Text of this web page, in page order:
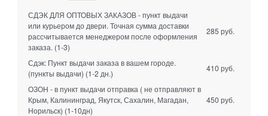
СДЭК ДЛЯ ОПТОВЫХ ЗАКАЗОВ - пункт выдачи
или курьером до двери. Точная сумма доставки
рассчитывается менеджером после оформления
заказа. (1-3)
285 руб.
Сдэк: Пункт выдачи заказа в вашем городе.
(пункты выдачи) (1-2 дн.)
410 руб.
ОЗОН - в пункт выдачи отправка ( не отправляют в
Крым, Калининград, Якутск, Сахалин, Магадан,
Норильск) (1-10дн)
450 руб.